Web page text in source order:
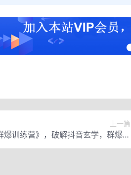
上一篇
训练营》，破解抖音玄学，群爆心
法，起号方式